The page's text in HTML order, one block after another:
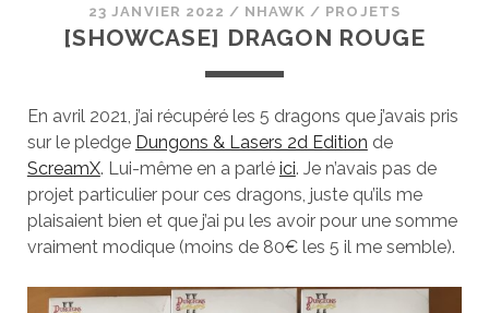
23 JANVIER 2022 / NHAWK / PROJETS
[SHOWCASE] DRAGON ROUGE
En avril 2021, j’ai récupéré les 5 dragons que j’avais pris
sur le pledge Dungons & Lasers 2d Edition de
ScreamX. Lui-même en a parlé ici. Je n’avais pas de
projet particulier pour ces dragons, juste qu’ils me
plaisaient bien et que j’ai pu les avoir pour une somme
vraiment modique (moins de 80€ les 5 il me semble).